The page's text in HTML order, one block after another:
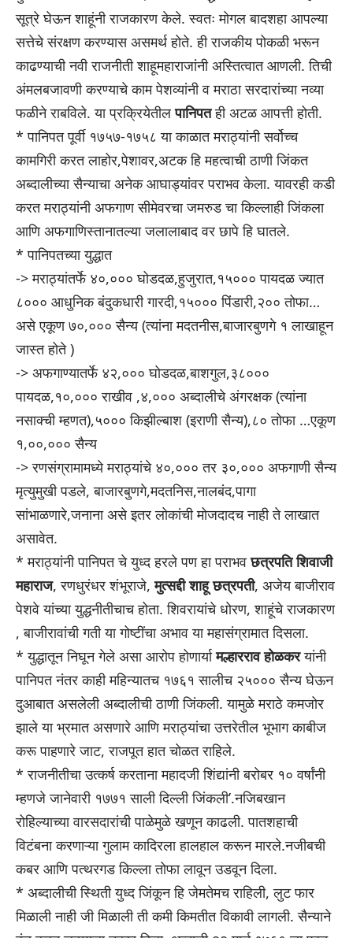
सूत्रे घेऊन शाहूंनी राजकारण केले. स्वतः मोगल बादशहा आपल्या
सत्तेचे संरक्षण करण्यास असमर्थ होते. ही राजकीय पोकळी भरून
काढण्याची नवी राजनीती शाहूमहाराजांनी अस्तित्वात आणली. तिची
अंमलबजावणी करण्याचे काम पेशव्यांनी व मराठा सरदारांच्या नव्या
फळीने राबविले. या प्रक्रियेतीलपानिपतही अटळ आपत्ती होती.
* पानिपत पूर्वी १७५७-१७५८ या काळात मराठ्यांनी सर्वोच्च
कामगिरी करत लाहोर,पेशावर,अटक हि महत्वाची ठाणी जिंकत
अब्दालीच्या सैन्याचा अनेक आघाड्यांवर पराभव केला. यावरही कडी
करत मराठ्यांनी अफगाण सीमेवरचा जमरुड चा किल्लाही जिंकला
आणि अफगाणिस्तानातल्या जलालाबाद वर छापे हि घातले.
* पानिपतच्या युद्धात
-> मराठ्यांतर्फे ४०,००० घोडदळ,हुजुरात,१५००० पायदळ ज्यात
८००० आधुनिक बंदुकधारी गारदी,१५००० पिंडारी,२०० तोफा…
असे एकूण ७०,००० सैन्य (त्यांना मदतनीस,बाजारबुणगे १ लाखाहून
जास्त होते )
-> अफगाण्यातर्फे ४२,००० घोडदळ,बाशगुल,३८०००
पायदळ,१०,००० राखीव ,४,००० अब्दालीचे अंगरक्षक (त्यांना
नसाक्ची म्हणत),५००० किझील्बाश (इराणी सैन्य),८० तोफा …एकूण
१,००,००० सैन्य
-> रणसंग्रामामध्ये मराठ्यांचे ४०,००० तर ३०,००० अफगाणी सैन्य
मृत्युमुखी पडले, बाजारबुणगे,मदतनिस,नालबंद,पागा
सांभाळणारे,जनाना असे इतर लोकांची मोजदादच नाही ते लाखात
असावेत.
* मराठ्यांनी पानिपत चे युध्द हरले पण हा पराभवछत्रपति शिवाजी
महाराज, रणधुरंधर शंभूराजे,मुत्सद्दी शाहू छत्रपती, अजेय बाजीराव
पेशवे यांच्या युद्धनीतीचाच होता. शिवरायांचे धोरण, शाहूंचे राजकारण
, बाजीरावांची गती या गोष्टींचा अभाव या महासंग्रामात दिसला.
* युद्धातून निघून गेले असा आरोप होणार्यामल्हारराव होळकरयांनी
पानिपत नंतर काही महिन्यातच १७६१ सालीच २५००० सैन्य घेऊन
दुआबात असलेली अब्दालीची ठाणी जिंकली. यामुळे मराठे कमजोर
झाले या भ्रमात असणारे आणि मराठ्यांचा उत्तरेतील भूभाग काबीज
करू पाहणारे जाट, राजपूत हात चोळत राहिले.
* राजनीतीचा उत्कर्ष करताना महादजी शिंद्यांनी बरोबर १० वर्षांनी
म्हणजे जानेवारी १७७१ साली दिल्ली जिंकली’.नजिबखान
रोहिल्याच्या वारसदारांची पाळेमुळे खणून काढली. पातशहाची
विटंबना करणाऱ्या गुलाम कादिरला हालहाल करून मारले.नजीबची
कबर आणि पत्थरगड किल्ला तोफा लावून उडवून दिला.
* अब्दालीची स्थिती युध्द जिंकून हि जेमतेमच राहिली, लुट फार
मिळाली नाही जी मिळाली ती कमी किमतीत विकावी लागली. सैन्याने